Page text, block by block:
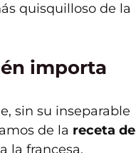
quisquilloso de la
importa
sin su inseparable
de la receta de
la francesa.